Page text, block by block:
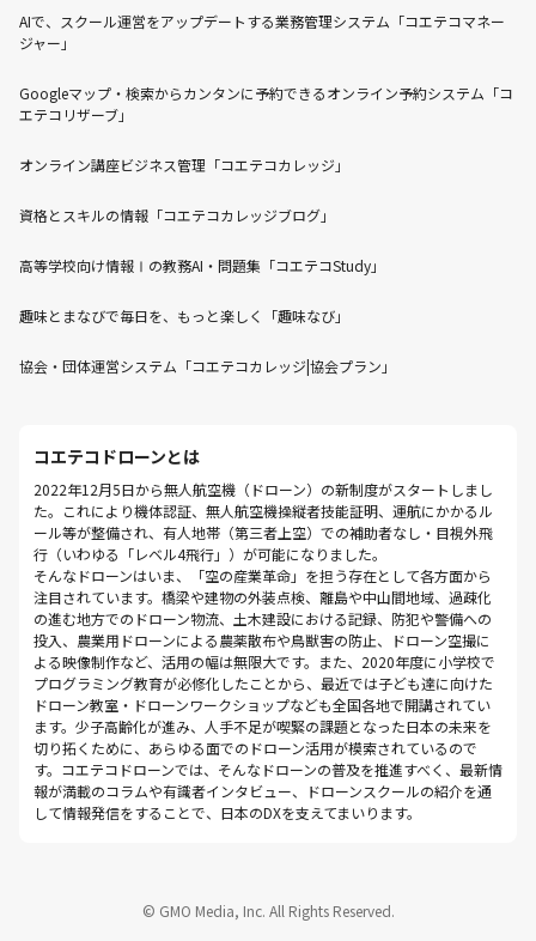
AIで、スクール運営をアップデートする業務管理システム「コエテコマネー
ジャー」
Googleマップ・検索からカンタンに予約できるオンライン予約システム「コ
エテコリザーブ」
オンライン講座ビジネス管理「コエテコカレッジ」
資格とスキルの情報「コエテコカレッジブログ」
高等学校向け情報Ⅰの教務AI・問題集「コエテコStudy」
趣味とまなびで毎日を、もっと楽しく「趣味なび」
協会・団体運営システム「コエテコカレッジ|協会プラン」
コエテコドローンとは
2022年12月5日から無人航空機（ドローン）の新制度がスタートしまし
た。これにより機体認証、無人航空機操縦者技能証明、運航にかかるル
ール等が整備され、有人地帯（第三者上空）での補助者なし・目視外飛
行（いわゆる「レベル4飛行」）が可能になりました。
そんなドローンはいま、「空の産業革命」を担う存在として各方面から
注目されています。橋梁や建物の外装点検、離島や中山間地域、過疎化
の進む地方でのドローン物流、土木建設における記録、防犯や警備への
投入、農業用ドローンによる農薬散布や鳥獣害の防止、ドローン空撮に
よる映像制作など、活用の幅は無限大です。また、2020年度に小学校で
プログラミング教育が必修化したことから、最近では子ども達に向けた
ドローン教室・ドローンワークショップなども全国各地で開講されてい
ます。少子高齢化が進み、人手不足が喫緊の課題となった日本の未来を
切り拓くために、あらゆる面でのドローン活用が模索されているので
す。コエテコドローンでは、そんなドローンの普及を推進すべく、最新情
報が満載のコラムや有識者インタビュー、ドローンスクールの紹介を通
して情報発信をすることで、日本のDXを支えてまいります。
© GMO Media, Inc. All Rights Reserved.